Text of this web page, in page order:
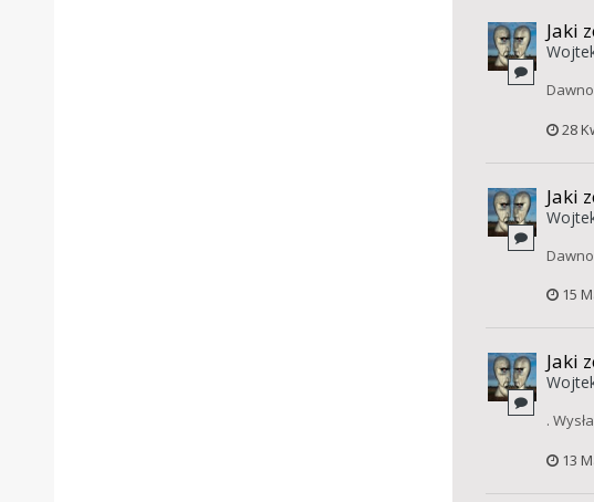
Jaki
28
Jaki
15
Jaki
.
13